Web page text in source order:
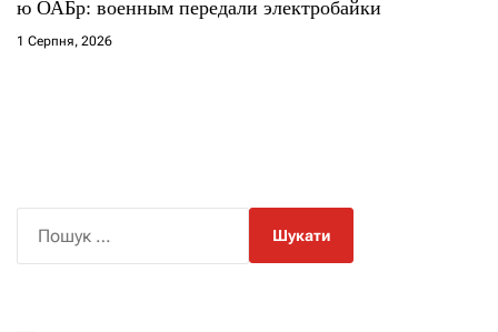
ю ОАБр: военным передали электробайки
1 Серпня, 2026